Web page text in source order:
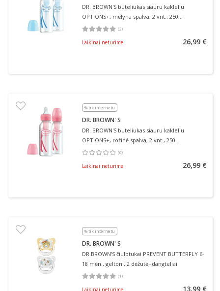
DR. BROWN'S buteliukas siauru kakleliu
OPTIONS+, mėlyna spalva, 2 vnt., 250
ml+žindukas, 0–3 mėn., 2 vnt., + valymo
(2)
Vidutinis įvertinimas 5.00
Laikinai neturime 26,99 €
% tik internetu
DR. BROWN' S
DR. BROWN'S buteliukas siauru kakleliu
OPTIONS+, rožinė spalva, 2 vnt., 250
ml+žindukas, 0–3 mėn., 2 vnt., + valymo
(0)
Vidutinis įvertinimas 0.00
Laikinai neturime 26,99 €
% tik internetu
DR. BROWN' S
DR.BROWN'S čiulptukai PREVENT BUTTERFLY 6-
18 mėn., geltoni, 2 dėžutė+dangteliai
(1)
Vidutinis įvertinimas 5.00
Laikinai neturime 13,99 €